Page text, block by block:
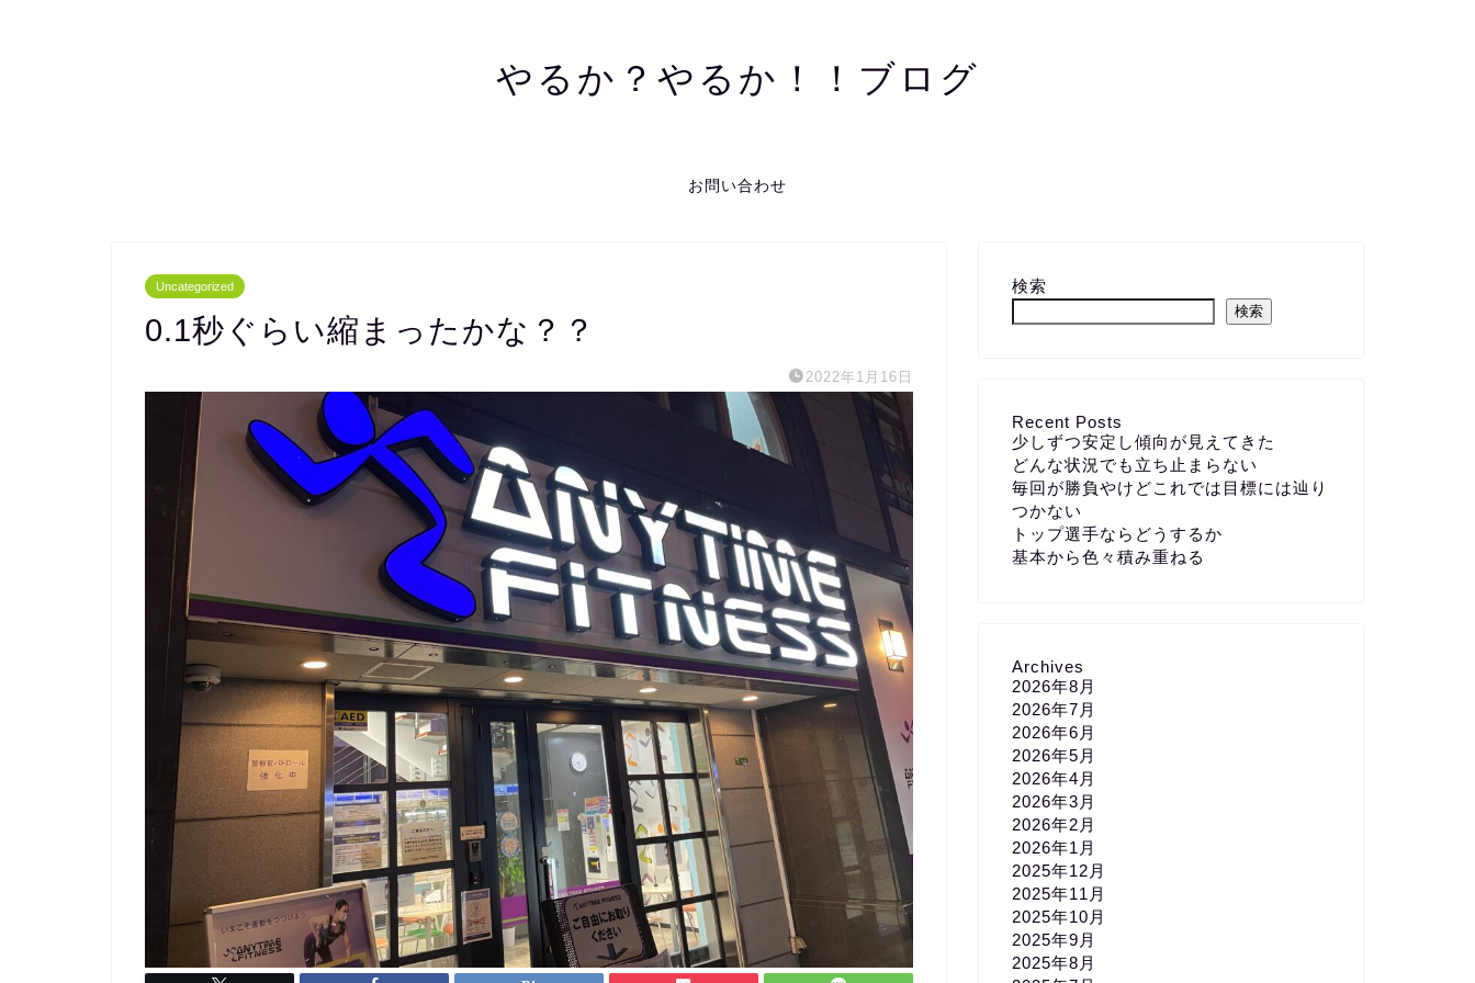
やるか？やるか！！ブログ
お問い合わせ
Uncategorized
0.1秒ぐらい縮まったかな？？
2022年1月16日
検索
検索
Recent Posts
少しずつ安定し傾向が見えてきた
どんな状況でも立ち止まらない
毎回が勝負やけどこれでは目標には辿り
つかない
トップ選手ならどうするか
基本から色々積み重ねる
Archives
2026年8月
2026年7月
2026年6月
2026年5月
2026年4月
2026年3月
2026年2月
2026年1月
2025年12月
2025年11月
2025年10月
2025年9月
2025年8月